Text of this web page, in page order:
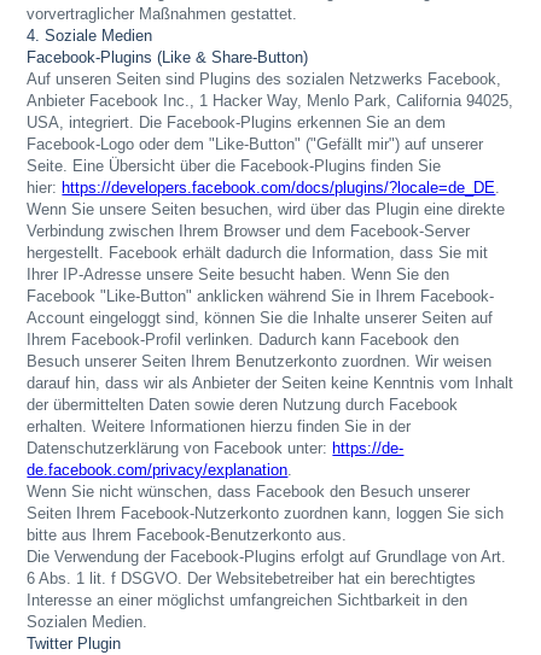
vorvertraglicher Maßnahmen gestattet.
4. Soziale Medien
Facebook-Plugins (Like & Share-Button)
Auf unseren Seiten sind Plugins des sozialen Netzwerks Facebook,
Anbieter Facebook Inc., 1 Hacker Way, Menlo Park, California 94025,
USA, integriert. Die Facebook-Plugins erkennen Sie an dem
Facebook-Logo oder dem "Like-Button" ("Gefällt mir") auf unserer
Seite. Eine Übersicht über die Facebook-Plugins finden Sie
hier: https://developers.facebook.com/docs/plugins/?locale=de_DE.
Wenn Sie unsere Seiten besuchen, wird über das Plugin eine direkte
Verbindung zwischen Ihrem Browser und dem Facebook-Server
hergestellt. Facebook erhält dadurch die Information, dass Sie mit
Ihrer IP-Adresse unsere Seite besucht haben. Wenn Sie den
Facebook "Like-Button" anklicken während Sie in Ihrem Facebook-
Account eingeloggt sind, können Sie die Inhalte unserer Seiten auf
Ihrem Facebook-Profil verlinken. Dadurch kann Facebook den
Besuch unserer Seiten Ihrem Benutzerkonto zuordnen. Wir weisen
darauf hin, dass wir als Anbieter der Seiten keine Kenntnis vom Inhalt
der übermittelten Daten sowie deren Nutzung durch Facebook
erhalten. Weitere Informationen hierzu finden Sie in der
Datenschutzerklärung von Facebook unter: https://de-
de.facebook.com/privacy/explanation.
Wenn Sie nicht wünschen, dass Facebook den Besuch unserer
Seiten Ihrem Facebook-Nutzerkonto zuordnen kann, loggen Sie sich
bitte aus Ihrem Facebook-Benutzerkonto aus.
Die Verwendung der Facebook-Plugins erfolgt auf Grundlage von Art.
6 Abs. 1 lit. f DSGVO. Der Websitebetreiber hat ein berechtigtes
Interesse an einer möglichst umfangreichen Sichtbarkeit in den
Sozialen Medien.
Twitter Plugin